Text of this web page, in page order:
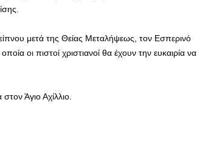
μετά της Θείας Μεταλήψεως, τον Εσπερινό
οι πιστοί χριστιανοί θα έχουν την ευκαιρία να
Άγιο Αχίλλιο.